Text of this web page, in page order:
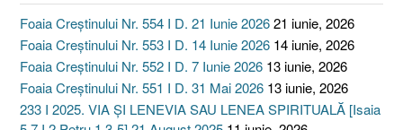
Foaia Creștinului Nr. 554 I D. 21 Iunie 202621 iunie, 2026
Foaia Creștinului Nr. 553 I D. 14 Iunie 2026 14 iunie, 2026
Foaia Creștinului Nr. 552 I D. 7 Iunie 2026 13 iunie, 2026
Foaia Creștinului Nr. 551 I D. 31 Mai 2026 13 iunie, 2026
233 I 2025. VIA ȘI LENEVIA SAU LENEA SPIRITUALĂ [Isaia